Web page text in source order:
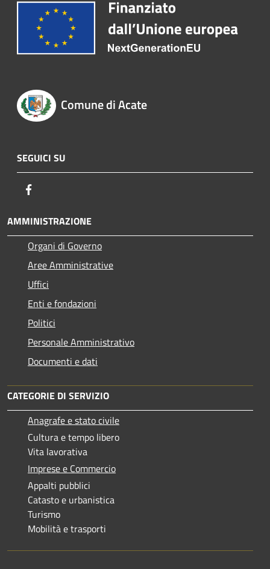
Comune di Acate
SEGUICI SU
AMMINISTRAZIONE
Organi di Governo
Aree Amministrative
Uffici
Enti e fondazioni
Politici
Personale Amministrativo
Documenti e dati
CATEGORIE DI SERVIZIO
Anagrafe e stato civile
Cultura e tempo libero
Vita lavorativa
Imprese e Commercio
Appalti pubblici
Catasto e urbanistica
Turismo
Mobilità e trasporti